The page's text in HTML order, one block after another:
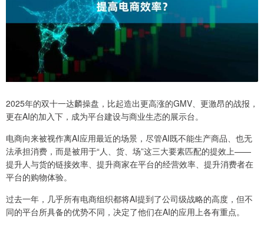
2025年的双十一达麟操盘，比起造出更高涨的GMV、更激昂的战报，
更在AI的加入下，成为平台建设与商业生态的展示台。
电商向来被视作离AI应用最近的场景，尽管AI既不能生产商品、也无
法承担消费，而是被用于“人、货、场”这三大要素匹配的提效上——
提升人与货的链接效率、提升商家在平台的经营效率、提升消费者在
平台的购物体验。
过去一年，几乎所有电商组织都将AI提到了公司级战略的高度，但不
同的平台所具备的优势不同，决定了他们在AI的应用上各有重点。